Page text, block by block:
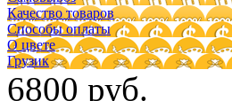
Качество товаров
Способы оплаты
О цвете
Грузик
6800 руб.